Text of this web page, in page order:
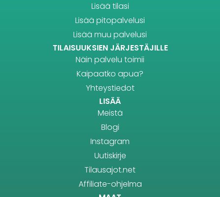
Lisää tilasi
Lisää pitopalvelusi
Lisää muu palvelusi
TILAISUUKSIEN JÄRJESTÄJILLE
Näin palvelu toimii
Kaipaatko apua?
Yhteystiedot
LISÄÄ
Meistä
Blogi
Instagram
Uutiskirje
Tilausajot.net
Affiliate-ohjelma